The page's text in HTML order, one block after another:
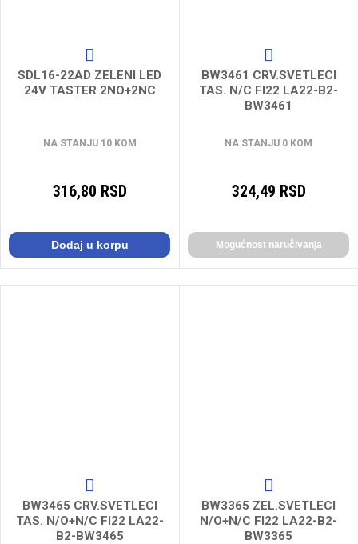
SDL16-22AD ZELENI LED
24V TASTER 2NO+2NC
NA STANJU 10 KOM
316,80 RSD
Dodaj u korpu
BW3461 CRV.SVETLECI
TAS. N/C FI22 LA22-B2-
BW3461
NA STANJU 0 KOM
324,49 RSD
Mogućnost naručivanja
BW3465 CRV.SVETLECI
TAS. N/O+N/C FI22 LA22-
B2-BW3465
BW3365 ZEL.SVETLECI
N/O+N/C FI22 LA22-B2-
BW3365